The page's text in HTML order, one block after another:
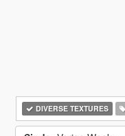
DIVERSE TEXTURES